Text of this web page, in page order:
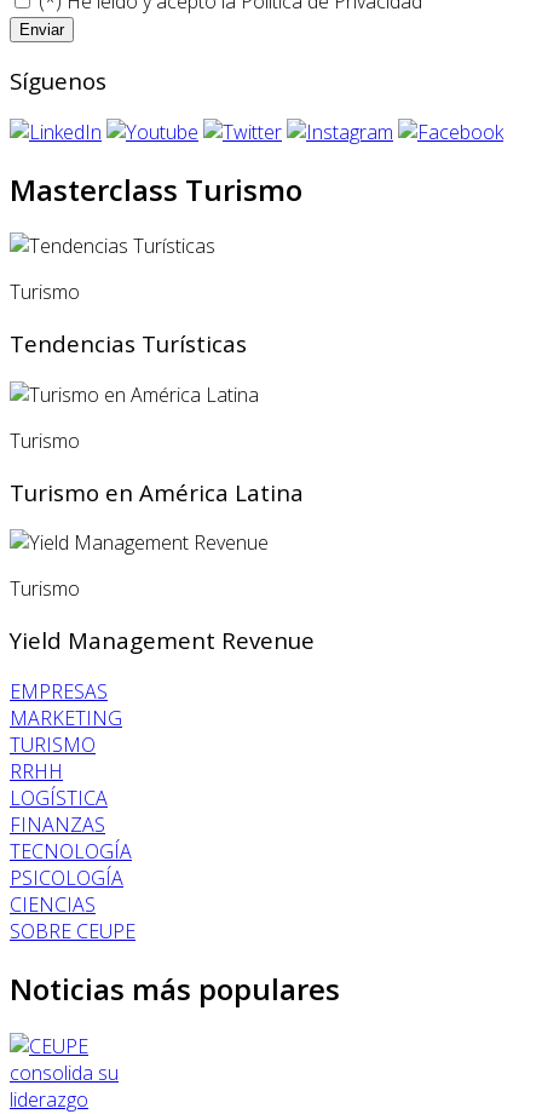
Síguenos
Masterclass Turismo
Turismo
Tendencias Turísticas
Turismo
Turismo en América Latina
Turismo
Yield Management Revenue
EMPRESAS
MARKETING
TURISMO
RRHH
LOGÍSTICA
FINANZAS
TECNOLOGÍA
PSICOLOGÍA
CIENCIAS
SOBRE CEUPE
Noticias más populares